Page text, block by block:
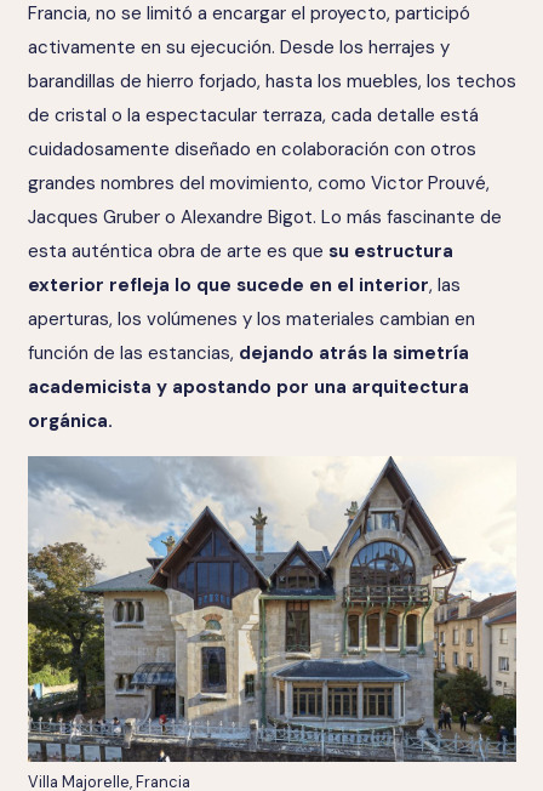
Francia, no se limitó a encargar el proyecto, participó
activamente en su ejecución. Desde los herrajes y
barandillas de hierro forjado, hasta los muebles, los techos
de cristal o la espectacular terraza, cada detalle está
cuidadosamente diseñado en colaboración con otros
grandes nombres del movimiento, como Victor Prouvé,
Jacques Gruber o Alexandre Bigot. Lo más fascinante de
esta auténtica obra de arte es que su estructura
exterior refleja lo que sucede en el interior, las
aperturas, los volúmenes y los materiales cambian en
función de las estancias, dejando atrás la simetría
academicista y apostando por una arquitectura
orgánica.
Villa Majorelle, Francia